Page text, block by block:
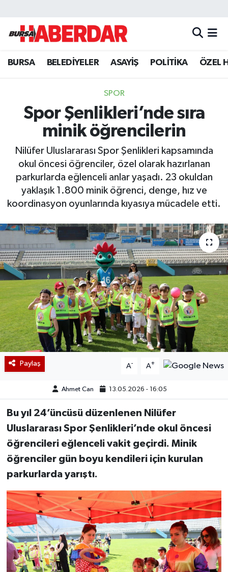
BURSA BELEDİYELER ASAYİŞ POLİTİKA ÖZEL
SPOR
Spor Şenlikleri’nde sıra
minik öğrencilerin
Nilüfer Uluslararası Spor Şenlikleri kapsamında
okul öncesi öğrenciler, özel olarak hazırlanan
parkurlarda eğlenceli anlar yaşadı. 23 okuldan
yaklaşık 1.800 minik öğrenci, denge, hız ve
koordinasyon oyunlarında kıyasıya mücadele etti.
Paylaş A- A+
Ahmet Can 13.05.2026 - 16:05
Bu yıl 24’üncüsü düzenlenen Nilüfer
Uluslararası Spor Şenlikleri’nde okul öncesi
öğrencileri eğlenceli vakit geçirdi. Minik
öğrenciler gün boyu kendileri için kurulan
parkurlarda yarıştı.
Hava Durumu
Trafik Durumu
Süper Lig Puan Durumu ve Fikstür
Tüm Manşetler
Son Dakika Haberleri
Haber Arşivi